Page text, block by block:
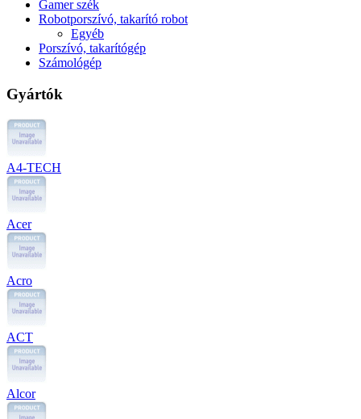
Gamer szék
Robotporszívó, takarító robot
Egyéb
Porszívó, takarítógép
Számológép
Gyártók
A4-TECH
Acer
Acro
ACT
Alcor